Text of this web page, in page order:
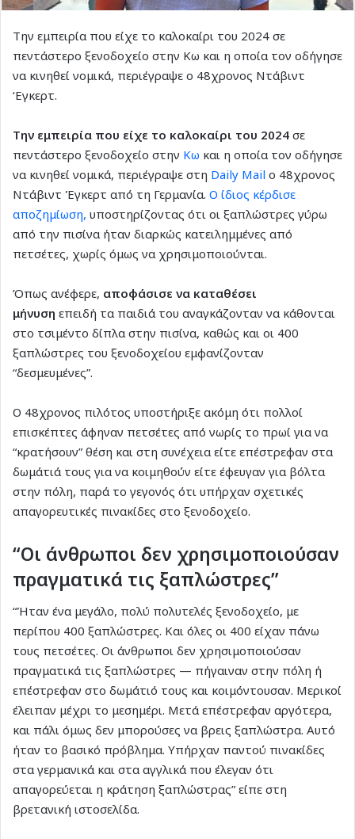
Την εμπειρία που είχε το καλοκαίρι του 2024 σε
πεντάστερο ξενοδοχείο στην Κω και η οποία τον οδήγησε
να κινηθεί νομικά, περιέγραψε ο 48χρονος Ντάβιντ
‘Εγκερτ.
Την εμπειρία που είχε το καλοκαίρι του 2024 σε
πεντάστερο ξενοδοχείο στην Κω και η οποία τον οδήγησε
να κινηθεί νομικά, περιέγραψε στη Daily Mail ο 48χρονος
Ντάβιντ Έγκερτ από τη Γερμανία. Ο ίδιος κέρδισε
αποζημίωση, υποστηρίζοντας ότι οι ξαπλώστρες γύρω
από την πισίνα ήταν διαρκώς κατειλημμένες από
πετσέτες, χωρίς όμως να χρησιμοποιούνται.
Όπως ανέφερε, αποφάσισε να καταθέσει
μήνυση επειδή τα παιδιά του αναγκάζονταν να κάθονται
στο τσιμέντο δίπλα στην πισίνα, καθώς και οι 400
ξαπλώστρες του ξενοδοχείου εμφανίζονταν
“δεσμευμένες”.
Ο 48χρονος πιλότος υποστήριξε ακόμη ότι πολλοί
επισκέπτες άφηναν πετσέτες από νωρίς το πρωί για να
“κρατήσουν” θέση και στη συνέχεια είτε επέστρεφαν στα
δωμάτιά τους για να κοιμηθούν είτε έφευγαν για βόλτα
στην πόλη, παρά το γεγονός ότι υπήρχαν σχετικές
απαγορευτικές πινακίδες στο ξενοδοχείο.
“Οι άνθρωποι δεν χρησιμοποιούσαν
πραγματικά τις ξαπλώστρες”
“Ήταν ένα μεγάλο, πολύ πολυτελές ξενοδοχείο, με
περίπου 400 ξαπλώστρες. Και όλες οι 400 είχαν πάνω
τους πετσέτες. Οι άνθρωποι δεν χρησιμοποιούσαν
πραγματικά τις ξαπλώστρες — πήγαιναν στην πόλη ή
επέστρεφαν στο δωμάτιό τους και κοιμόντουσαν. Μερικοί
έλειπαν μέχρι το μεσημέρι. Μετά επέστρεφαν αργότερα,
και πάλι όμως δεν μπορούσες να βρεις ξαπλώστρα. Αυτό
ήταν το βασικό πρόβλημα. Υπήρχαν παντού πινακίδες
στα γερμανικά και στα αγγλικά που έλεγαν ότι
απαγορεύεται η κράτηση ξαπλώστρας” είπε στη
βρετανική ιστοσελίδα.